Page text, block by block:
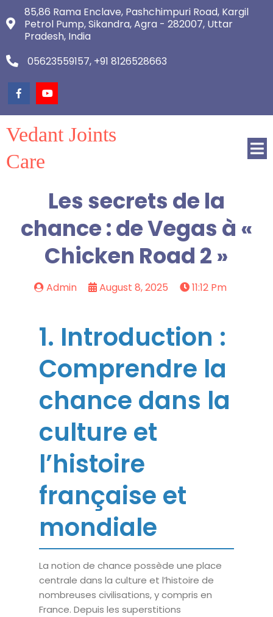
85,86 Rama Enclave, Pashchimpuri Road, Kargil
Petrol Pump, Sikandra, Agra - 282007, Uttar
Pradesh, India
05623559157, +91 8126528663
Vedant Joints
Care
Les secrets de la
chance : de Vegas à «
Chicken Road 2 »
Admin August 8, 2025 11:12 Pm
1. Introduction :
Comprendre la
chance dans la
culture et
l’histoire
française et
mondiale
La notion de chance possède une place
centrale dans la culture et l’histoire de
nombreuses civilisations, y compris en
France. Depuis les superstitions